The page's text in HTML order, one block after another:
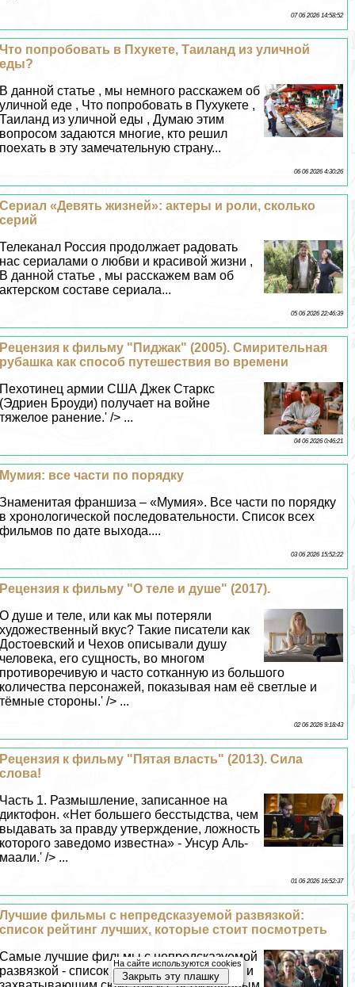
07 06 2026 14:58:52
Что попробовать в Пхукете, Таиланд из уличной
еды?
В данной статье , мы немного расскажем об
уличной еде , Что попробовать в Пухукете ,
Таиланд из уличной еды , Думаю этим
вопросом задаются многие, кто решил
поехать в эту замечательную страну...
06 06 2026 4:30:26
Сериал «Девять жизней»: актеры и роли, сколько
серий
Телеканал Россия продолжает радовать
нас сериалами о любви и красивой жизни ,
В данной статье , мы расскажем вам об
актерском составе сериала...
05 06 2026 22:46:39
Рецензия к фильму "Пиджак" (2005). Смирительная
рубашка как способ путешествия во времени
Пехотинец армии США Джек Старкс
(Эдриен Броуди) получает на войне
тяжелое ранение.' /> ...
04 06 2026 0:46:21
Мумия: все части по порядку
Знаменитая франшиза – «Мумия». Все части по порядку
в хронологической последовательности. Список всех
фильмов по дате выхода....
03 06 2026 15:52:22
Рецензия к фильму "О теле и душе" (2017).
О душе и теле, или как мы потеряли
художественный вкус? Такие писатели как
Достоевский и Чехов описывали душу
человека, его сущность, во многом
противоречивую и часто сотканную из большого
количества персонажей, показывая нам её светлые и
тёмные стороны.' /> ...
02 06 2026 9:18:43
Рецензия к фильму "Пятая власть" (2013). Сила
слова!
Часть 1. Размышление, записанное на
диктофон. «Нет большего бесстыдства, чем
выдавать за правду утверждение, ложность
которого заведомо известна» - Унсур Аль-
маали.' /> ...
01 06 2026 16:52:37
Лучшие фильмы с непредсказуемой развязкой:
список рейтинг лучших, которые стоит посмотреть
Самые лучшие фильмы с непредсказуемой
развязкой - список рейтинг с интересным и
На сайте используются cookies
Закрыть эту плашку